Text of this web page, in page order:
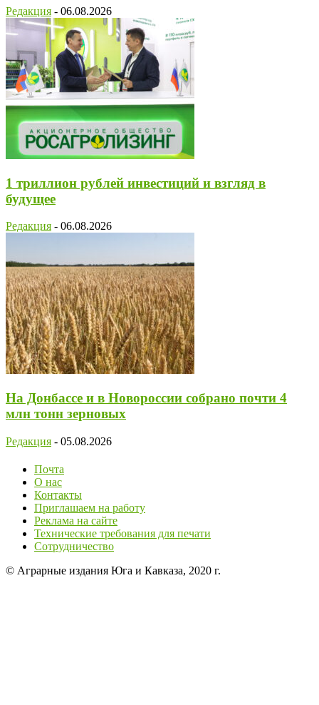
Редакция - 06.08.2026
1 триллион рублей инвестиций и взгляд в
будущее
Редакция - 06.08.2026
На Донбассе и в Новороссии собрано почти 4
млн тонн зерновых
Редакция - 05.08.2026
Почта
О нас
Контакты
Приглашаем на работу
Реклама на сайте
Технические требования для печати
Сотрудничество
© Аграрные издания Юга и Кавказа, 2020 г.